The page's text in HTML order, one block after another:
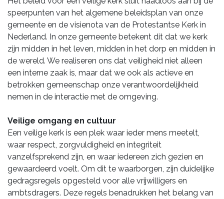
speerpunten van het algemene beleidsplan van onze
gemeente en de visienota van de Protestantse Kerk in
Nederland. In onze gemeente betekent dit dat we kerk
zijn midden in het leven, midden in het dorp en midden in
de wereld. We realiseren ons dat veiligheid niet alleen
een interne zaak is, maar dat we ook als actieve en
betrokken gemeenschap onze verantwoordelijkheid
nemen in de interactie met de omgeving.
Veilige omgang en cultuur
Een veilige kerk is een plek waar ieder mens meetelt,
waar respect, zorgvuldigheid en integriteit
vanzelfsprekend zijn, en waar iedereen zich gezien en
gewaardeerd voelt. Om dit te waarborgen, zijn duidelijke
gedragsregels opgesteld voor alle vrijwilligers en
ambtsdragers. Deze regels benadrukken het belang van